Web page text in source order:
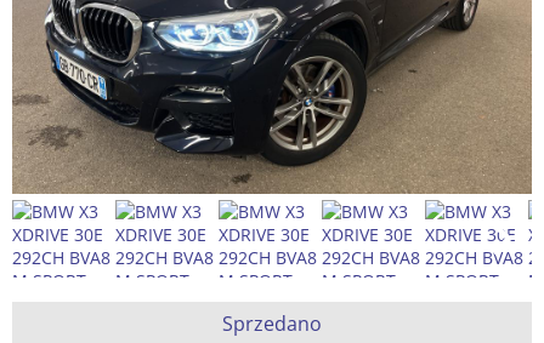
Sprzedano